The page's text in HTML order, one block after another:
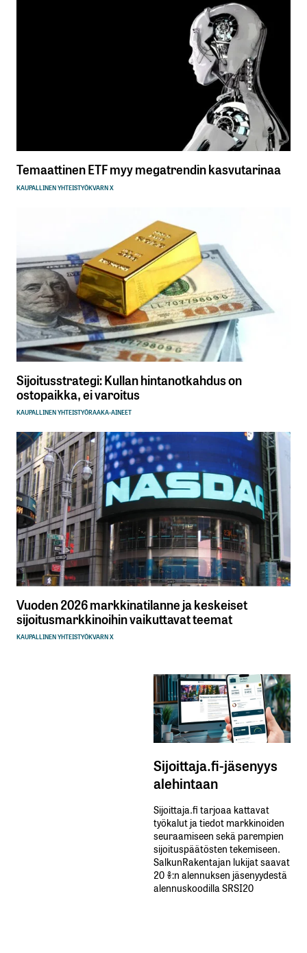
Temaattinen ETF myy megatrendin kasvutarinaa
KAUPALLINEN YHTEISTYÖKVARN X
Sijoitusstrategi: Kullan hintanotkahdus on
ostopaikka, ei varoitus
KAUPALLINEN YHTEISTYÖRAAKA-AINEET
Vuoden 2026 markkinatilanne ja keskeiset
sijoitusmarkkinoihin vaikuttavat teemat
KAUPALLINEN YHTEISTYÖKVARN X
Sijoittaja.fi-jäsenyys
alehintaan
Sijoittaja.fi tarjoaa kattavat
työkalut ja tiedot markkinoiden
seuraamiseen sekä parempien
sijoituspäätösten tekemiseen.
SalkunRakentajan lukijat saavat
20 %:n alennuksen jäsenyydestä
alennuskoodilla SRSI20